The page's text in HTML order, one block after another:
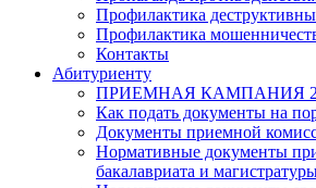
Профилактика
Профилактика
Контакты
Абитуриенту
ПРИЕМНАЯ КАМПАНИЯ
Как подать документы на
Документы приемной
Нормативные документы
бакалавриата и